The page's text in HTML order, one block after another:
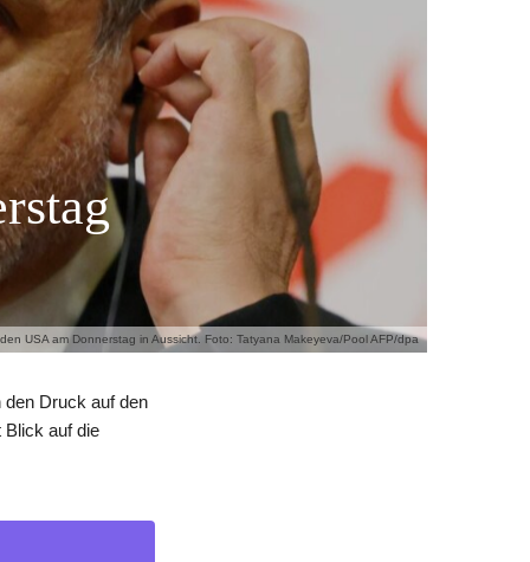
USA am Donnerstag in Aussicht. Foto: Tatyana Makeyeva/Pool AFP/dpa
Druck auf den
Blick auf die